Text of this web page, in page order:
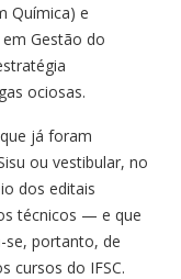
Química) e
Gestão do
ociosas.
já foram
ou vestibular, no
dos editais
técnicos — e que
portanto, de
cursos do IFSC.